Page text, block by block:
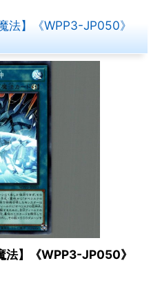
法】《WPP3-JP050》
法】《WPP3-JP050》